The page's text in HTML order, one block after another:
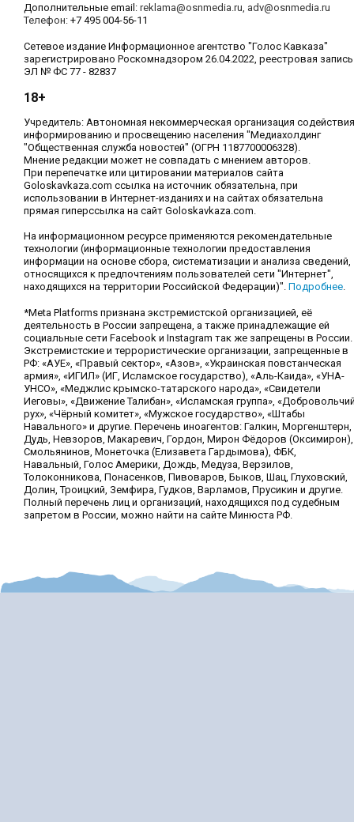
Дополнительные email: reklama@osnmedia.ru adv@osnmedia.ru
Телефон: +7 495 004-56-11
Сетевое издание Информационное агентство "Голос Кавказа"
зарегистрировано Роскомнадзором 26.04.2022, реестровая запись
ЭЛ № ФС 77 - 82837
18+
Учредитель: Автономная некоммерческая организация содействия
информированию и просвещению населения "Медиахолдинг
"Общественная служба новостей" (ОГРН 1187700006328).
Мнение редакции может не совпадать с мнением авторов.
При перепечатке или цитировании материалов сайта
Goloskavkaza.com ссылка на источник обязательна, при
использовании в Интернет-изданиях и на сайтах обязательна
прямая гиперссылка на сайт Goloskavkaza.com.
На информационном ресурсе применяются рекомендательные
технологии (информационные технологии предоставления
информации на основе сбора, систематизации и анализа сведений,
относящихся к предпочтениям пользователей сети "Интернет",
находящихся на территории Российской Федерации)". Подробнее
*Meta Platforms признана экстремистской организацией, её
деятельность в России запрещена, а также принадлежащие ей
социальные сети Facebook и Instagram так же запрещены в России.
Экстремистские и террористические организации, запрещенные в
РФ: «АУЕ», «Правый сектор», «Азов», «Украинская повстанческая
армия», «ИГИЛ» (ИГ, Исламское государство), «Аль-Каида», «УНА-
УНСО», «Меджлис крымско-татарского народа», «Свидетели
Иеговы», «Движение Талибан», «Исламская группа»,
рух», «Чёрный комитет», «Мужское государство», «Штабы
Навального» и другие. Перечень иноагентов: Галкин, Моргенштерн,
Дудь, Невзоров, Макаревич, Гордон, Мирон Фёдоров (Оксимирон),
Смольянинов, Монеточка (Елизавета Гардымова), ФБК,
Навальный, Голос Америки, Дождь, Медуза, Верзилов,
Толоконникова, Понасенков, Пивоваров, Быков, Шац, Глуховский,
Долин, Троицкий, Земфира, Гудков, Варламов, Прусикин и другие.
Полный перечень лиц и организаций, находящихся под судебным
запретом в России, можно найти на сайте Минюста РФ.